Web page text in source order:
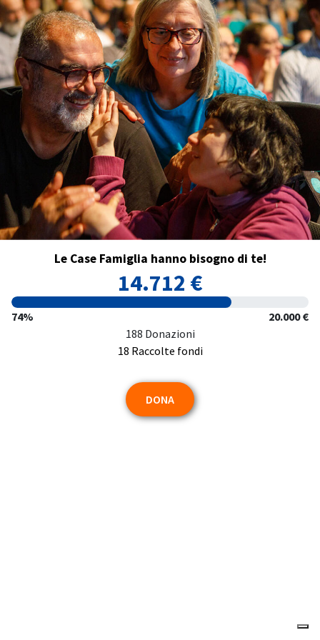
Le Case Famiglia hanno bisogno di te!
14.712 €
74%
20.000 €
188 Donazioni
18 Raccolte fondi
DONA